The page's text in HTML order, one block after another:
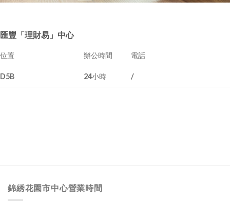
匯豐「理財易」中心
位置 辦公時間 電話
D5B 24小時 /
錦綉花園市中心營業時間